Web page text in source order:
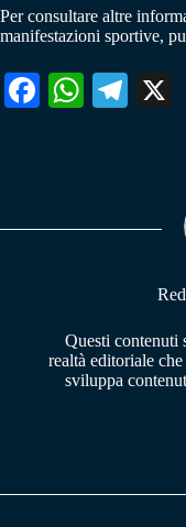
Per consultare altre
manifestazioni sportive,
Fa W
pp
Te
m
Questi contenuti
realtà editoriale
sviluppa